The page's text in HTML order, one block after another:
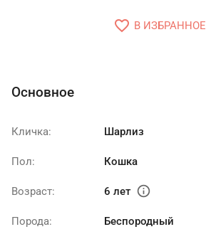
favorite_border В ИЗБРАННОЕ
Основное
Кличка: Шарлиз
Пол: Кошка
Возраст: 6 лет info
Порода: Беспородный